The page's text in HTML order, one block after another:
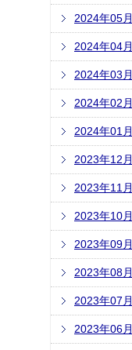
2024年05月
2024年04月
2024年03月
2024年02月
2024年01月
2023年12月
2023年11月
2023年10月
2023年09月
2023年08月
2023年07月
2023年06月